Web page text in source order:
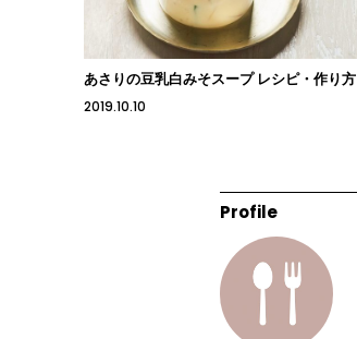
あさりの豆乳白みそスープ レシピ・作り方
2019.10.10
Profile